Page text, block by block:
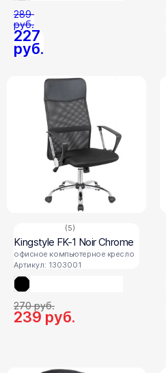
227
руб.
289
руб.
(5)
Kingstyle FK-1 Noir Chrome
офисное компьютерное кресло
Артикул: 1303001
239руб.
270руб.